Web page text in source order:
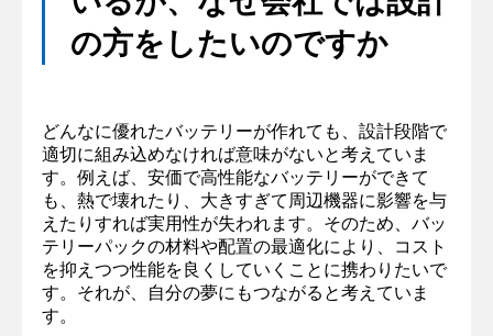
の方をしたいのですか
どんなに優れたバッテリーが作れても、設計段階で
適切に組み込めなければ意味がないと考えていま
す。例えば、安価で高性能なバッテリーができて
も、熱で壊れたり、大きすぎて周辺機器に影響を与
えたりすれば実用性が失われます。そのため、バッ
テリーパックの材料や配置の最適化により、コスト
を抑えつつ性能を良くしていくことに携わりたいで
す。それが、自分の夢にもつながると考えていま
す。